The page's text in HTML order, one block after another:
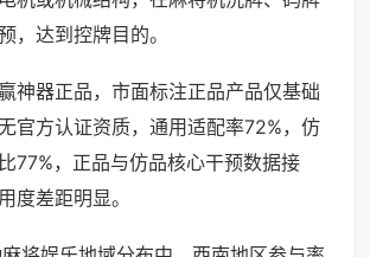
，达到控牌目的。
神器正品，市面标注正品产品仅基础
官方认证资质，通用适配率72%，仿
77%，正品与仿品核心干预数据接
度差距明显。